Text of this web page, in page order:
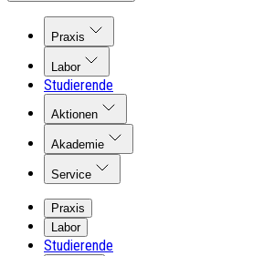
Praxis
Labor
Studierende
Aktionen
Akademie
Service
Praxis
Labor
Studierende